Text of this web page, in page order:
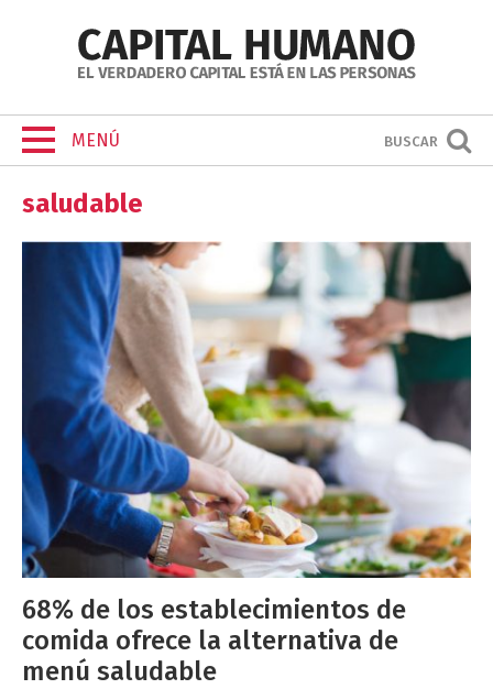
MENÚ BUSCAR
saludable
68% de los establecimientos de
comida ofrece la alternativa de
menú saludable